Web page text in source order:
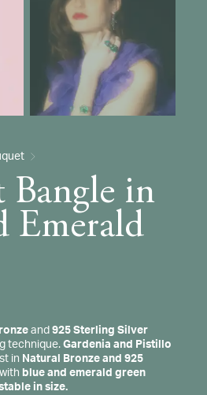
Bangle in
Emerald
and 925 Sterling Silver
technique. Gardenia and Pistillo
in Natural Bronze and 925
blue and emerald green
in size.